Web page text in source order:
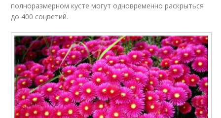
полноразмерном кусте могут одновременно раскрыться
до 400 соцветий.